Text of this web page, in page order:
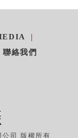
聯絡我們
司 版權所有